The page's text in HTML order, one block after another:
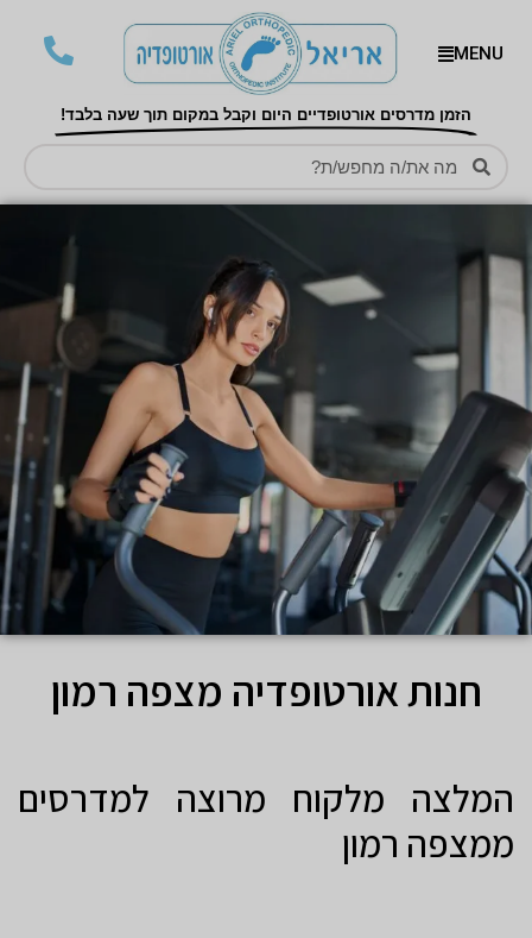
MENU
הזמן מדרסים אורטופדיים היום וקבל במקום תוך שעה בלבד!
חנות אורטופדיה מצפה רמון
המלצה מלקוח מרוצה למדרסים
ממצפה רמון